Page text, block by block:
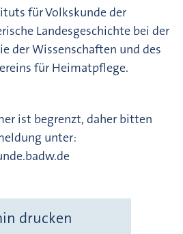
für Volkskunde der
Landesgeschichte bei der
der Wissenschaften und des
für Heimatpflege.
ist begrenzt, daher bitten
unter:
drucken